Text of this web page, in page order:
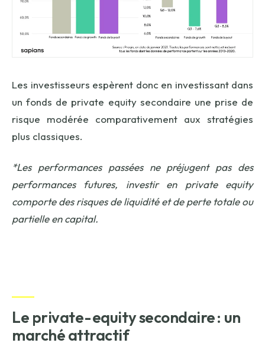
Les investisseurs espèrent donc en investissant dans
un fonds de private equity secondaire une prise de
risque modérée comparativement aux stratégies
plus classiques.
*Les performances passées ne préjugent pas des
performances futures, investir en private equity
comporte des risques de liquidité et de perte totale ou
partielle en capital.
Le private-equitysecondaire : un
marché attractif